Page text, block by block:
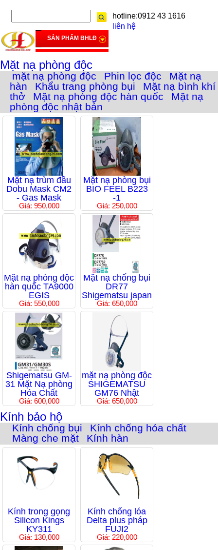
hotline:0912 43 1616
liên hệ
SẢN PHẨM BHLĐ
Mặt nạ phòng độc
mặt nạ phòng độc Phin lọc độc
Mặt nạ
hàn
Khẩu trang phòng bụi
Mặt nạ bình khí
thở
Mặt nạ phòng độc hàn quốc
Mặt nạ
phòng độc nhật bản
Mặt nạ trùm đầu
Dobu Mask CM2
- Gas Mask
Giá: 950,000
Mặt nạ phòng bụi
BIO FEEL B223
-1
Giá: 250,000
Mặt nạ phòng độc
hàn quốc TA9000
EGIS
Giá: 550,000
Mặt nạ chống bụi
DR77
Shigematsu japan
Giá: 650,000
Shigematsu GM-
31 Mặt Nạ phòng
Hóa Chất
Giá: 600,000
mặt nạ phòng độc
SHIGEMATSU
GM76 Nhật
Giá: 650,000
Kính bảo hộ
Kính chống bụi
Kính chống hóa chất
Màng che mặt
Kính hàn
Kính trong gọng
Silicon Kings
KY311
Giá: 130,000
Kính chống lóa
Delta plus pháp
FUJI2
Giá: 220,000